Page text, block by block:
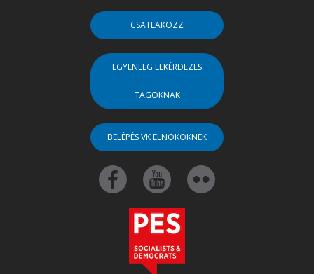
CSATLAKOZZ
EGYENLEG LEKÉRDEZÉS
TAGOKNAK
BELÉPÉS VK ELNÖKÖKNEK